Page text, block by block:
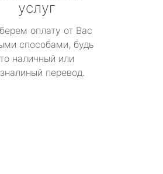
услуг
оплату от Вас
способами, будь
то наличный или
перевод.